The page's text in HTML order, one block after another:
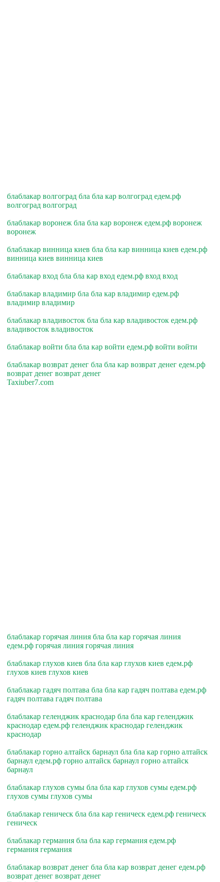
блаблакар волгоград бла бла кар волгоград едем.рф
волгоград волгоград
блаблакар воронеж бла бла кар воронеж едем.рф воронеж
воронеж
блаблакар винница киев бла бла кар винница киев едем.рф
винница киев винница киев
блаблакар вход бла бла кар вход едем.рф вход вход
блаблакар владимир бла бла кар владимир едем.рф
владимир владимир
блаблакар владивосток бла бла кар владивосток едем.рф
владивосток владивосток
блаблакар войти бла бла кар войти едем.рф войти войти
блаблакар возврат денег бла бла кар возврат денег едем.рф
возврат денег возврат денег
Taxiuber7.com
блаблакар горячая линия бла бла кар горячая линия
едем.рф горячая линия горячая линия
блаблакар глухов киев бла бла кар глухов киев едем.рф
глухов киев глухов киев
блаблакар гадяч полтава бла бла кар гадяч полтава едем.рф
гадяч полтава гадяч полтава
блаблакар геленджик краснодар бла бла кар геленджик
краснодар едем.рф геленджик краснодар геленджик
краснодар
блаблакар горно алтайск барнаул бла бла кар горно алтайск
барнаул едем.рф горно алтайск барнаул горно алтайск
барнаул
блаблакар глухов сумы бла бла кар глухов сумы едем.рф
глухов сумы глухов сумы
блаблакар геническ бла бла кар геническ едем.рф геническ
геническ
блаблакар германия бла бла кар германия едем.рф
германия германия
блаблакар возврат денег бла бла кар возврат денег едем.рф
возврат денег возврат денег